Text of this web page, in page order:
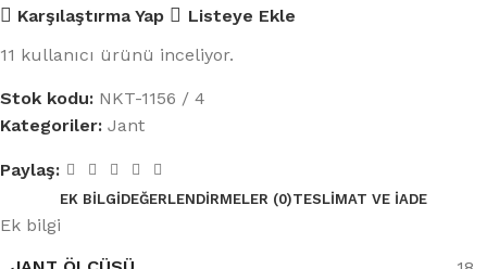
Karşılaştırma Yap
Listeye Ekle
11 kullanıcı ürünü inceliyor.
Stok kodu: NKT-1156 / 4
Kategoriler: Jant
Paylaş:
EK BILGIDEĞERLENDIRMELER (0)TESLIMAT VE İADE
Ek bilgi